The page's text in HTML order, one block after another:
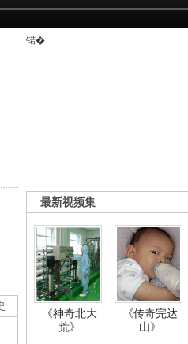
锘�
最新视频集
《神奇北大
荒》
《传奇完达
山》